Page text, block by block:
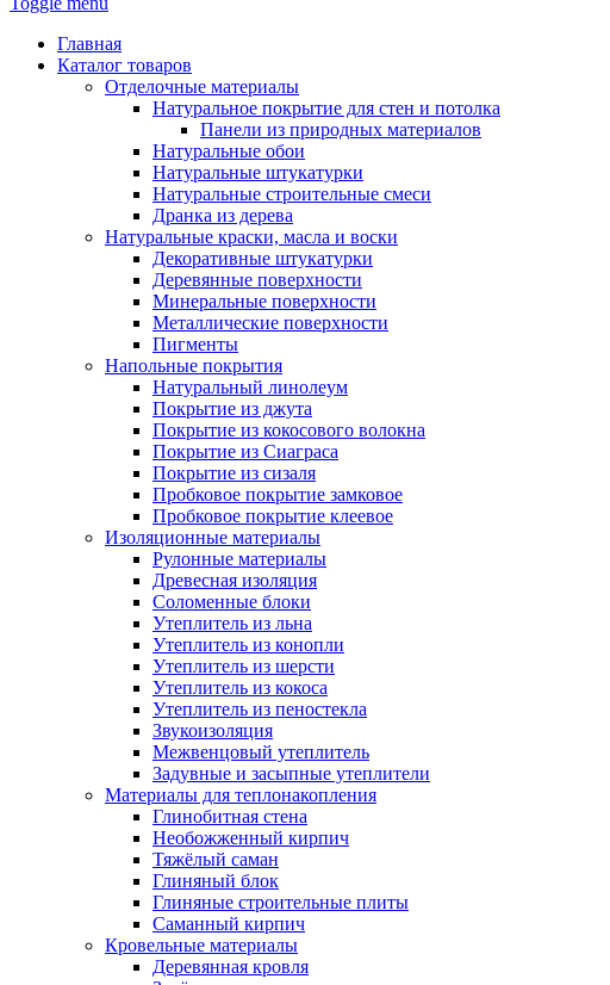
Главная
Каталог товаров
Отделочные материалы
Натуральное покрытие для стен и потолка
Панели из природных материалов
Натуральные обои
Натуральные штукатурки
Натуральные строительные смеси
Дранка из дерева
Натуральные краски, масла и воски
Декоративные штукатурки
Деревянные поверхности
Минеральные поверхности
Металлические поверхности
Пигменты
Напольные покрытия
Натуральный линолеум
Покрытие из джута
Покрытие из кокосового волокна
Покрытие из Сиаграса
Покрытие из сизаля
Пробковое покрытие замковое
Пробковое покрытие клеевое
Изоляционные материалы
Рулонные материалы
Древесная изоляция
Соломенные блоки
Утеплитель из льна
Утеплитель из конопли
Утеплитель из шерсти
Утеплитель из кокоса
Утеплитель из пеностекла
Звукоизоляция
Межвенцовый утеплитель
Задувные и засыпные утеплители
Материалы для теплонакопления
Глинобитная стена
Необожженный кирпич
Тяжёлый саман
Глиняный блок
Глиняные строительные плиты
Саманный кирпич
Кровельные материалы
Деревянная кровля